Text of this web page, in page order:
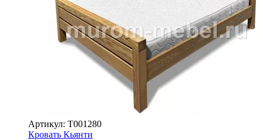
Артикул: Т001280
Кровать Кьянти